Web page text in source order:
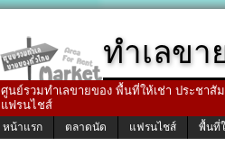
ทำเลขา
ศูนย์รวมทำเลขายของ พื้นที่ให้เช่า ประชา
แฟรนไชส์
หน้าแรก ตลาดนัด แฟรนไชส์ พื้นที่